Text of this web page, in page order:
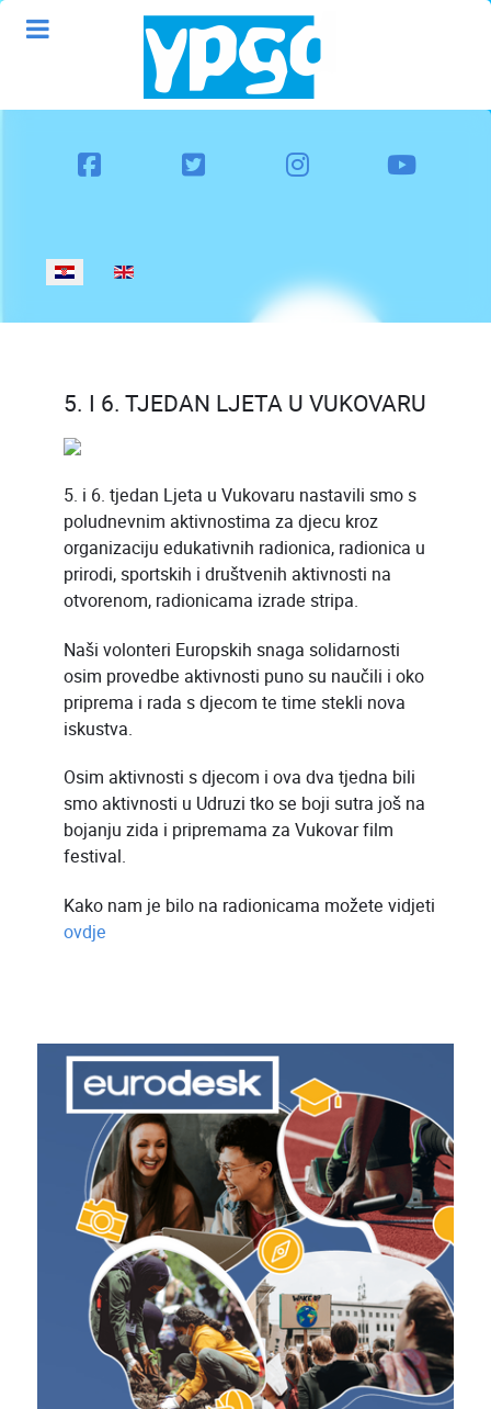
Odaberite svoj jezik
5. I 6. TJEDAN LJETA U VUKOVARU
5. i 6. tjedan Ljeta u Vukovaru nastavili smo s
poludnevnim aktivnostima za djecu kroz
organizaciju edukativnih radionica, radionica u
prirodi, sportskih i društvenih aktivnosti na
otvorenom, radionicama izrade stripa.
Naši volonteri Europskih snaga solidarnosti
osim provedbe aktivnosti puno su naučili i oko
priprema i rada s djecom te time stekli nova
iskustva.
Osim aktivnosti s djecom i ova dva tjedna bili
smo aktivnosti u Udruzi tko se boji sutra još na
bojanju zida i pripremama za Vukovar film
festival.
Kako nam je bilo na radionicama možete vidjeti
ovdje